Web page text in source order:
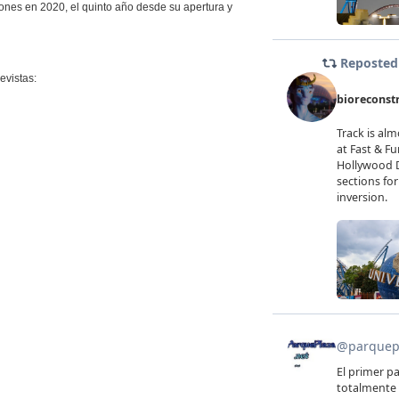
en 2020, el quinto año desde su apertura y